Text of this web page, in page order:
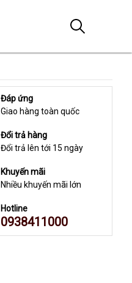
Đáp ứng
Giao hàng toàn quốc
Đổi trả hàng
Đổi trả lên tới 15 ngày
Khuyến mãi
Nhiều khuyến mãi lớn
Hotline
0938411000